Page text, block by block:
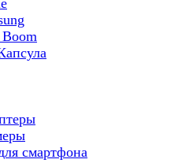
Boom
смартфона